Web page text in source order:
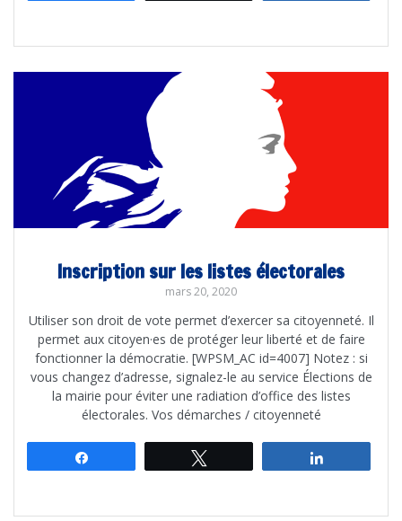
Inscription sur les listes électorales
mars 20, 2020
Utiliser son droit de vote permet d’exercer sa citoyenneté. Il
permet aux citoyen·es de protéger leur liberté et de faire
fonctionner la démocratie. [WPSM_AC id=4007] Notez : si
vous changez d’adresse, signalez-le au service Élections de
la mairie pour éviter une radiation d’office des listes
électorales. Vos démarches / citoyenneté